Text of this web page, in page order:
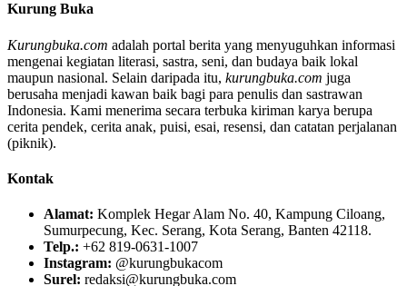
Kurung Buka
Kurungbuka.com adalah portal berita yang menyuguhkan informasi
mengenai kegiatan literasi, sastra, seni, dan budaya baik lokal
maupun nasional. Selain daripada itu, kurungbuka.com juga
berusaha menjadi kawan baik bagi para penulis dan sastrawan
Indonesia. Kami menerima secara terbuka kiriman karya berupa
cerita pendek, cerita anak, puisi, esai, resensi, dan catatan perjalanan
(piknik).
Kontak
Alamat: Komplek Hegar Alam No. 40, Kampung Ciloang,
Sumurpecung, Kec. Serang, Kota Serang, Banten 42118.
Telp.: +62 819-0631-1007
Instagram: @kurungbukacom
Surel: redaksi@kurungbuka.com